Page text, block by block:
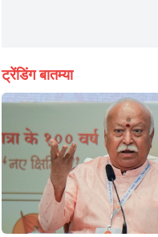
ट्रेंडिंग बातम्या